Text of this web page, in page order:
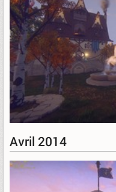
Avril 2014